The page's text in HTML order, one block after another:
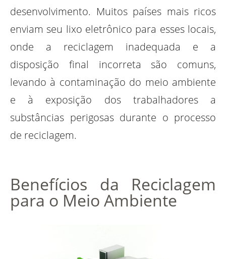
desenvolvimento. Muitos países mais ricos
enviam seu lixo eletrônico para esses locais,
onde a reciclagem inadequada e a
disposição final incorreta são comuns,
levando à contaminação do meio ambiente
e à exposição dos trabalhadores a
substâncias perigosas durante o processo
de reciclagem.
Benefícios da Reciclagem
para o Meio Ambiente